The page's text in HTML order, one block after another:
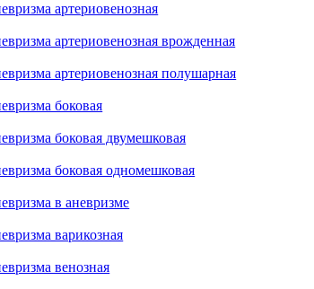
артериовенозная
артериовенозная врожденная
артериовенозная полушарная
боковая
боковая двумешковая
боковая одномешковая
в аневризме
варикозная
венозная